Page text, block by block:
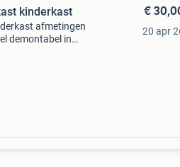
kinderkast
afmetingen
demontabel in
€
20 apr